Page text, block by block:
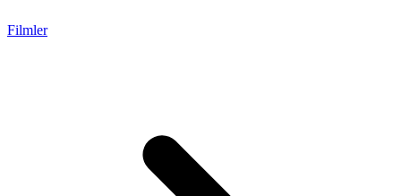
Filmler